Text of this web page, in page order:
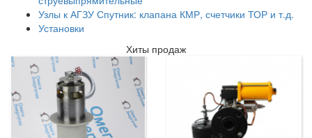
Узлы к АГЗУ Спутник: клапана КМР, счетчики ТОР и т.д.
Установки
Хиты продаж